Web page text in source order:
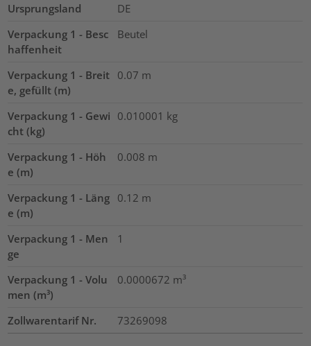
Ursprungsland
DE
Verpackung 1 - Besc
haffenheit
Beutel
Verpackung 1 - Breit
e, gefüllt (m)
0.07 m
Verpackung 1 - Gewi
cht (kg)
0.010001 kg
Verpackung 1 - Höh
e (m)
0.008 m
Verpackung 1 - Läng
e (m)
0.12 m
Verpackung 1 - Men
ge
1
Verpackung 1 - Volu
men (m³)
0.0000672 m³
Zollwarentarif Nr. 73269098